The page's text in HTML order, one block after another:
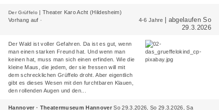
Der Grüffelo | Theater Karo Acht (Hildesheim)
Vorhang auf ·
4-6 Jahre
| abgelaufen So
29.3.2026
Der Wald ist voller Gefahren. Da ist es gut, wenn
man einen starken Freund hat. Und wenn man
keinen hat, muss man sich einen erfinden. Wie die
kleine Maus, die jedem, der sie fressen will mit
dem schrecklichen Grüffelo droht. Aber eigentlich
gibt es dieses Wesen mit den furchtbaren Klauen,
den rollenden Augen und den...
Hannover · Theatermuseum Hannover So 29.3.2026, So 29.3.2026, Sa